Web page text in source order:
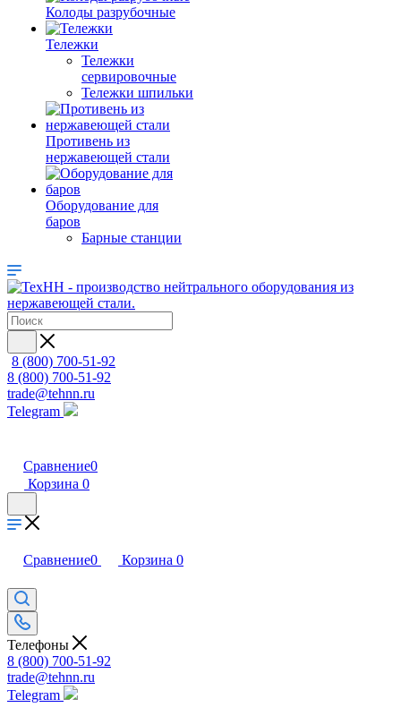
Колоды разрубочные
Тележки
Тележки
сервировочные
Тележки шпильки
Противень из
нержавеющей стали
Оборудование для
баров
Барные станции
8 (800) 700-51-92
8 (800) 700-51-92
trade@tehnn.ru
Telegram
Сравнение0
Корзина 0
Сравнение0 Корзина 0
Телефоны
8 (800) 700-51-92
trade@tehnn.ru
Telegram